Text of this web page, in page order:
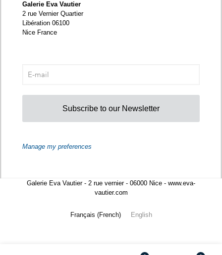
Galerie Eva Vautier
2 rue Vernier Quartier
Libération 06100
Nice France
Subscribe to our Newsletter
Manage my preferences
Galerie Eva Vautier - 2 rue vernier - 06000 Nice - www.eva-
vautier.com
Français (French) English